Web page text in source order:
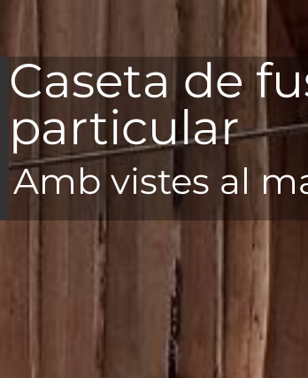
Caseta de
particular
Amb vistes al